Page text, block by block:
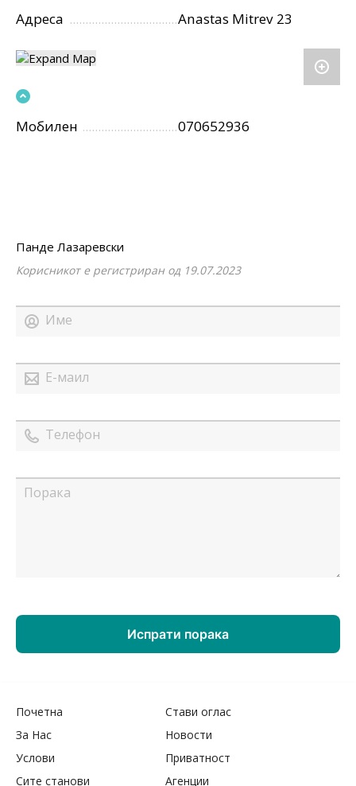
Адреса Anastas Mitrev 23
Мобилен 070652936
Панде Лазаревски
Корисникот е регистриран од 19.07.2023
Почетна
Стави оглас
За Нас
Новости
Услови
Приватност
Сите станови
Агенции